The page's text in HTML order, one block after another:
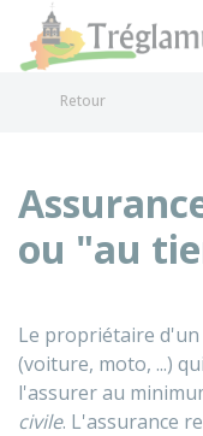
Retour
ou "au
Le propriétaire
(voiture, moto, ...)
l'assurer au
civile. L'assurance